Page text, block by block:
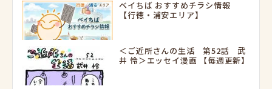
ベイちば おすすめチラシ情報
【行徳・浦安エリア】
＜ご近所さんの生活 第52話 武
井 怜＞エッセイ漫画 【毎週更新】